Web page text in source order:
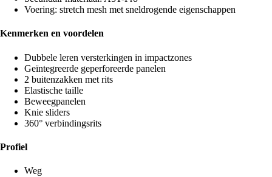
Voering: stretch mesh met sneldrogende eigenschappen
Kenmerken en voordelen
Dubbele leren versterkingen in impactzones
Geïntegreerde geperforeerde panelen
2 buitenzakken met rits
Elastische taille
Beweegpanelen
Knie sliders
360° verbindingsrits
Profiel
Weg